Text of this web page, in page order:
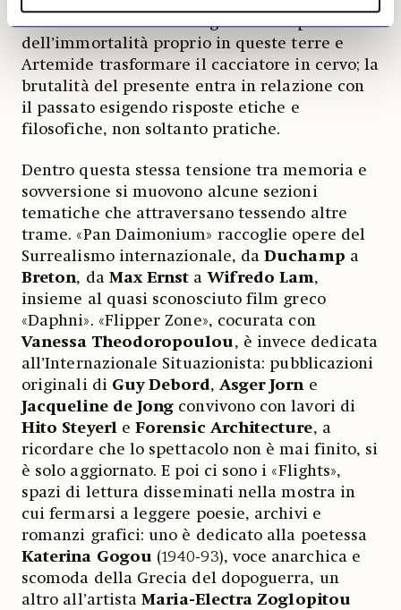
che vedono Medea raccogliere erbe per l’elisir
dell’immortalità proprio in queste terre e
Artemide trasformare il cacciatore in cervo; la
brutalità del presente entra in relazione con
il passato esigendo risposte etiche e
filosofiche, non soltanto pratiche.
Dentro questa stessa tensione tra memoria e
sovversione si muovono alcune sezioni
tematiche che attraversano tessendo altre
trame. «Pan Daimonium» raccoglie opere del
Surrealismo internazionale, daDuchamp a
Breton, da Max Ernst a Wifredo Lam,
insieme al quasi sconosciuto film greco
«Daphni». «Flipper Zone», cocurata con
Vanessa Theodoropoulou, è invece dedicata
all’Internazionale Situazionista: pubblicazioni
originali di Guy Debord, Asger Jorne
Jacqueline de Jong convivono con lavori di
Hito SteyerleForensic Architecture, a
ricordare che lo spettacolo non è mai finito, si
è solo aggiornato. E poi ci sono i «Flights»,
spazi di lettura disseminati nella mostra in
cui fermarsi a leggere poesie, archivi e
romanzi grafici: uno è dedicato alla poetessa
Katerina Gogou (1940-93), voce anarchica e
scomoda della Grecia del dopoguerra, un
altro all’artistaMaria-Electra Zoglopitou